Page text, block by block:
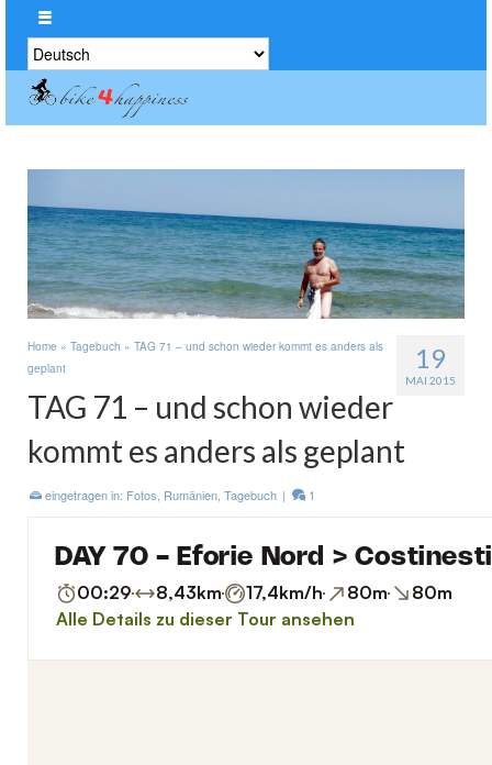
Sprache
auswählen
19
MAI 2015
Home » Tagebuch » TAG 71 – und schon wieder kommt es anders als
geplant
TAG 71 – und schon wieder
kommt es anders als geplant
eingetragen in: Fotos Rumänien Tagebuch | 1